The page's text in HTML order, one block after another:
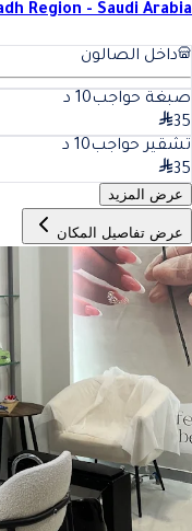
Region - Saudi Arabia
داخل الصالون
صبغة حواجب10 د
35
تشقير حواجب10 د
35
عرض المزيد
عرض تفاصيل المكان